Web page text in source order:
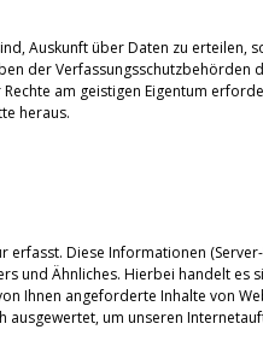
Auskunft über Daten zu erteilen,
der Verfassungsschutzbehörden
am geistigen Eigentum
heraus.
Diese Informationen
und Ähnliches. Hierbei handelt es
Ihnen angeforderte Inhalte von
um unseren